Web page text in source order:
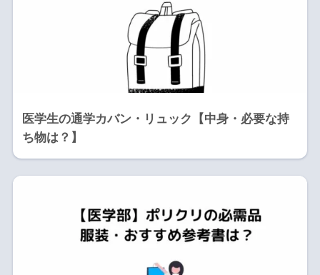
医学生の通学カバン・リュック【中身・必要な持
ち物は？】